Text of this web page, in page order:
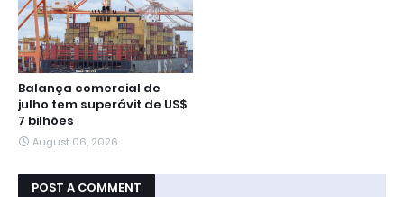
Balança comercial de
julho tem superávit de US$
7 bilhões
August 06, 2026
POST A COMMENT